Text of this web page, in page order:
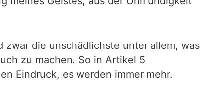
zwar die unschädlichste unter allem, was
zu machen. So in Artikel 5
Eindruck, es werden immer mehr.